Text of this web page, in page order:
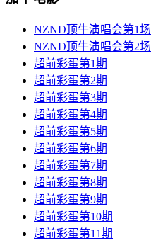
NZND顶牛演唱会第1场
NZND顶牛演唱会第2场
超前彩蛋第1期
超前彩蛋第2期
超前彩蛋第3期
超前彩蛋第4期
超前彩蛋第5期
超前彩蛋第6期
超前彩蛋第7期
超前彩蛋第8期
超前彩蛋第9期
超前彩蛋第10期
超前彩蛋第11期